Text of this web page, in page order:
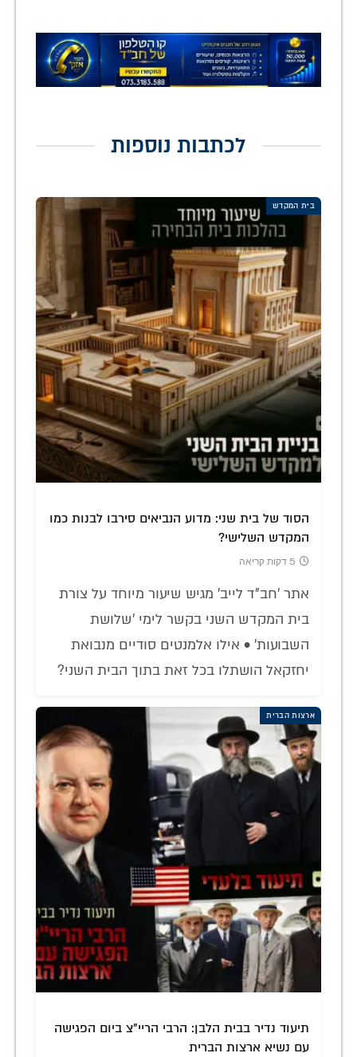
לכתבות נוספות
בית המקדש
הסוד של בית שני: מדוע הנביאים סירבו לבנות כמו
המקדש השלישי?
5 דקות קריאה
אתר 'חב"ד לייב' מגיש שיעור מיוחד על צורת
בית המקדש השני בקשר לימי 'שלושת
השבועות' • אילו אלמנטים סודיים מנבואת
יחזקאל הושתלו בכל זאת בתוך הבית השני?
ארצות הברית
תיעוד נדיר בבית הלבן: הרבי הריי"צ ביום הפגישה
עם נשיא ארצות הברית